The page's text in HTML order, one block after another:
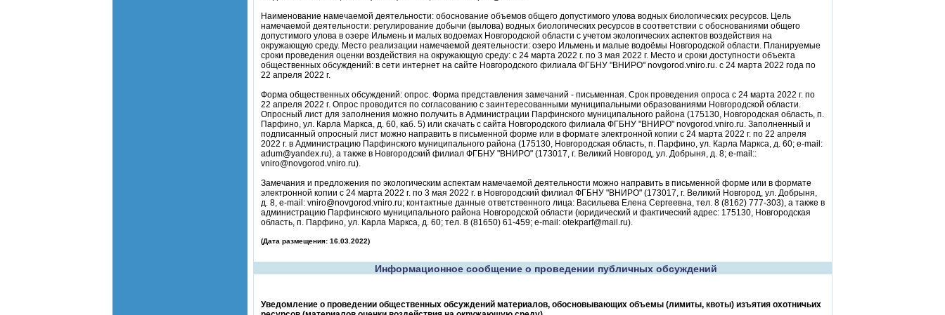
Наименование намечаемой деятельности: обоснование объемов общего допустимого улова водных биологических ресурсов. Цель
намечаемой деятельности: регулирование добычи (вылова) водных биологических ресурсов в соответствии с обоснованиями общего
допустимого улова в озере Ильмень и малых водоемах Новгородской области с учетом экологических аспектов воздействия на
окружающую среду. Место реализации намечаемой деятельности: озеро Ильмень и малые водоёмы Новгородской области. Планируемые
сроки проведения оценки воздействия на окружающую среду: с 24 марта 2022 г. по 3 мая 2022 г. Место и сроки доступности объекта
общественных обсуждений: в сети интернет на сайте Новгородского филиала ФГБНУ "ВНИРО" novgorod.vniro.ru. с 24 марта 2022 года по
22 апреля 2022 г.
Форма общественных обсуждений: опрос. Форма представления замечаний - письменная. Срок проведения опроса с 24 марта 2022 г. по
22 апреля 2022 г. Опрос проводится по согласованию с заинтересованными муниципальными образованиями Новгородской области.
Опросный лист для заполнения можно получить в Администрации Парфинского муниципального района (175130, Новгородская область, п.
Парфино, ул. Карла Маркса, д. 60, каб. 5) или скачать с сайта Новгородского филиала ФГБНУ "ВНИРО" novgorod.vniro.ru. Заполненный и
подписанный опросный лист можно направить в письменной форме или в формате электронной копии с 24 марта 2022 г. по 22 апреля
2022 г. в Администрацию Парфинского муниципального района (175130, Новгородская область, п. Парфино, ул. Карла Маркса, д. 60; e-mail:
adum@yandex.ru), а также в Новгородский филиал ФГБНУ "ВНИРО" (173017, г. Великий Новгород, ул. Добрыня, д. 8; e-mail::
vniro@novgorod.vniro.ru).
Замечания и предложения по экологическим аспектам намечаемой деятельности можно направить в письменной форме или в формате
электронной копии с 24 марта 2022 г. по 3 мая 2022 г. в Новгородский филиал ФГБНУ "ВНИРО" (173017, г. Великий Новгород, ул. Добрыня,
д. 8, e-mail: vniro@novgorod.vniro.ru; контактные данные ответственного лица: Васильева Елена Сергеевна, тел. 8 (8162) 777-303), а также в
администрацию Парфинского муниципального района Новгородской области (юридический и фактический адрес: 175130, Новгородская
область, п. Парфино, ул. Карла Маркса, д. 60; тел. 8 (81650) 61-459; e-mail: otekparf@mail.ru).
(Дата размещения: 16.03.2022)
Информационное сообщение о проведении публичных обсуждений
Уведомление о проведении общественных обсуждений материалов, обосновывающих объемы (лимиты, квоты) изъятия охотничьих